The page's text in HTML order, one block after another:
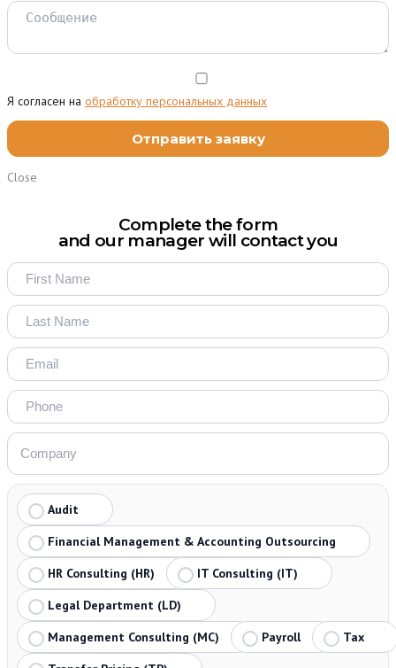
Я согласен на обработку персональных данных
Close
Complete the form
and our manager will contact you
Audit
Financial Management & Accounting Outsourcing
HR Consulting (HR)
IT Consulting (IT)
Legal Department (LD)
Management Consulting (MC)
Payroll
Tax